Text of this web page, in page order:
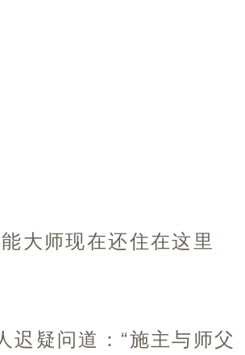
大师现在还住在这里
疑问道：“施主与师父